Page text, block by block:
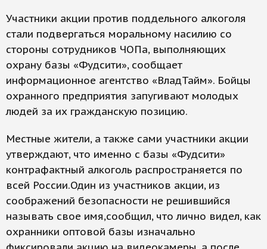
Участники акции против поддельного алкоголя
стали подвергаться моральному насилию со
стороны сотрудников ЧОПа, выполняющих
охрану базы «Фудсити», сообщает
информационное агентство «ВладТайм». Бойцы
охранного предприятия запугивают молодых
людей за их гражданскую позицию.
Местные жители, а также сами участники акции
утверждают, что именно с базы «Фудсити»
контрафактный алкоголь распространяется по
всей России.Один из участников акции, из
соображений безопасности не решившийся
называть свое имя,сообщил, что лично видел, как
охранники оптовой базы изначально